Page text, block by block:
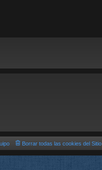
Borrar todas las cookies del Sitio